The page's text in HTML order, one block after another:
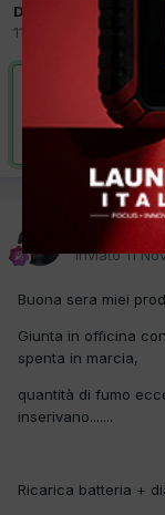
Da
11 Novembre 2019
Risolta da
Inviato11
Buona sera miei
Giunta in officina
spenta in marcia,
quantità di fumo
inserivano.......
Ricarica batteria +